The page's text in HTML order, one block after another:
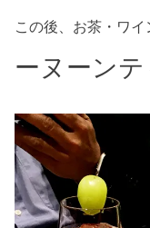
この後、お茶・ワイ
ーヌーンテ